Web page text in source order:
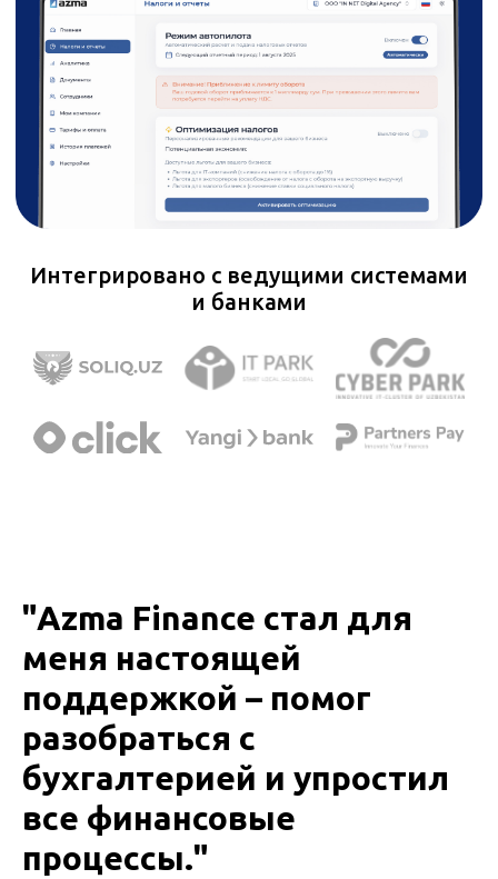
Интегрировано с ведущими системами
и банками
"Azma Finance стал для
меня настоящей
поддержкой – помог
разобраться с
бухгалтерией и упростил
все финансовые
процессы."